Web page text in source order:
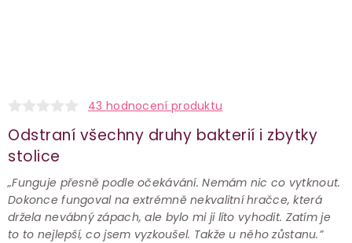
43 hodnocení produktu
Odstraní všechny druhy bakterií i zbytky
stolice
„Funguje přesně podle očekávání. Nemám nic co vytknout.
Dokonce fungoval na extrémně nekvalitní hračce, která
držela nevábný zápach, ale bylo mi ji líto vyhodit. Zatím je
to to nejlepší, co jsem vyzkoušel. Takže u něho zůstanu.”